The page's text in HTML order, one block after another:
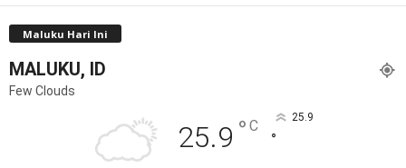
Maluku Hari Ini
MALUKU, ID
Few Clouds
25.9 ° C 25.9
°